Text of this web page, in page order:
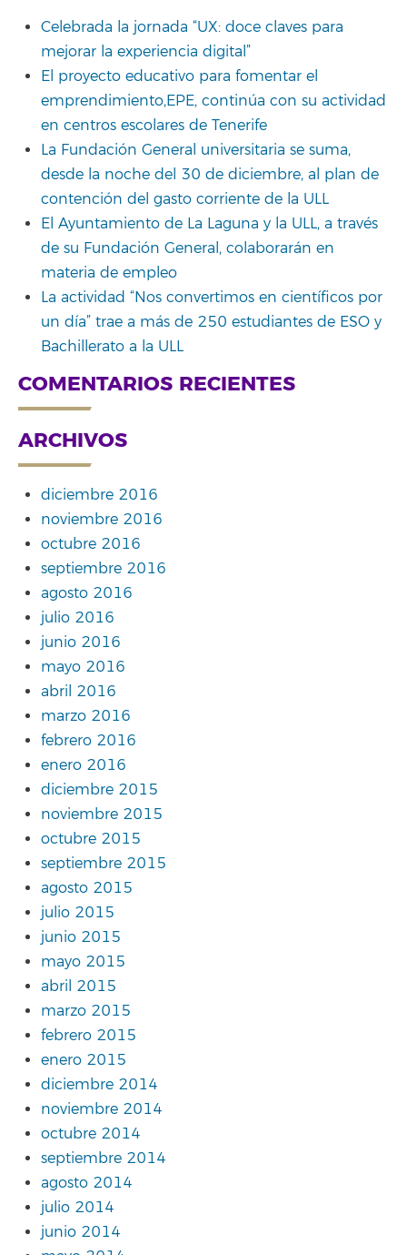
Celebrada la jornada “UX: doce claves para
mejorar la experiencia digital”
El proyecto educativo para fomentar el
emprendimiento,EPE, continúa con su actividad
en centros escolares de Tenerife
La Fundación General universitaria se suma,
desde la noche del 30 de diciembre, al plan de
contención del gasto corriente de la ULL
El Ayuntamiento de La Laguna y la ULL, a través
de su Fundación General, colaborarán en
materia de empleo
La actividad “Nos convertimos en científicos por
un día” trae a más de 250 estudiantes de ESO y
Bachillerato a la ULL
COMENTARIOS RECIENTES
ARCHIVOS
diciembre 2016
noviembre 2016
octubre 2016
septiembre 2016
agosto 2016
julio 2016
junio 2016
mayo 2016
abril 2016
marzo 2016
febrero 2016
enero 2016
diciembre 2015
noviembre 2015
octubre 2015
septiembre 2015
agosto 2015
julio 2015
junio 2015
mayo 2015
abril 2015
marzo 2015
febrero 2015
enero 2015
diciembre 2014
noviembre 2014
octubre 2014
septiembre 2014
agosto 2014
julio 2014
junio 2014